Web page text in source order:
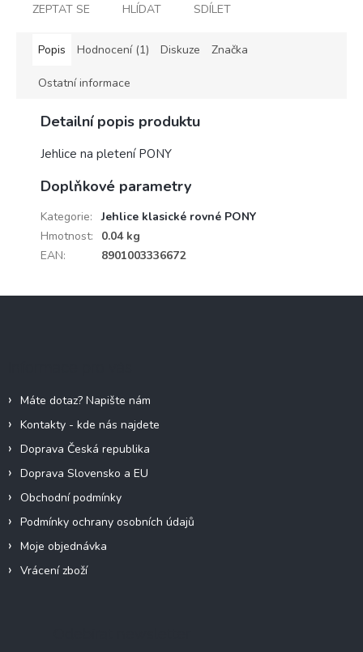
ZEPTAT SE HLÍDAT SDÍLET
Popis Hodnocení (1) Diskuze Značka
Ostatní informace
Detailní popis produktu
Jehlice na pletení PONY
Doplňkové parametry
Kategorie:
Jehlice klasické rovné PONY
Hmotnost:
0.04 kg
EAN: 8901003336672
Máte dotaz? Napište nám
Kontakty - kde nás najdete
Doprava Česká republika
Doprava Slovensko a EU
Obchodní podmínky
Podmínky ochrany osobních údajů
Moje objednávka
Vrácení zboží